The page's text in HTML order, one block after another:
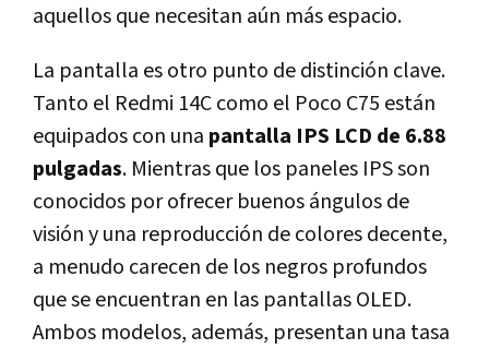
aquellos que necesitan aún más espacio.
La pantalla es otro punto de distinción clave.
Tanto el Redmi 14C como el Poco C75 están
equipados con una pantalla IPS LCD de 6.88
pulgadas. Mientras que los paneles IPS son
conocidos por ofrecer buenos ángulos de
visión y una reproducción de colores decente,
a menudo carecen de los negros profundos
que se encuentran en las pantallas OLED.
Ambos modelos, además, presentan una tasa